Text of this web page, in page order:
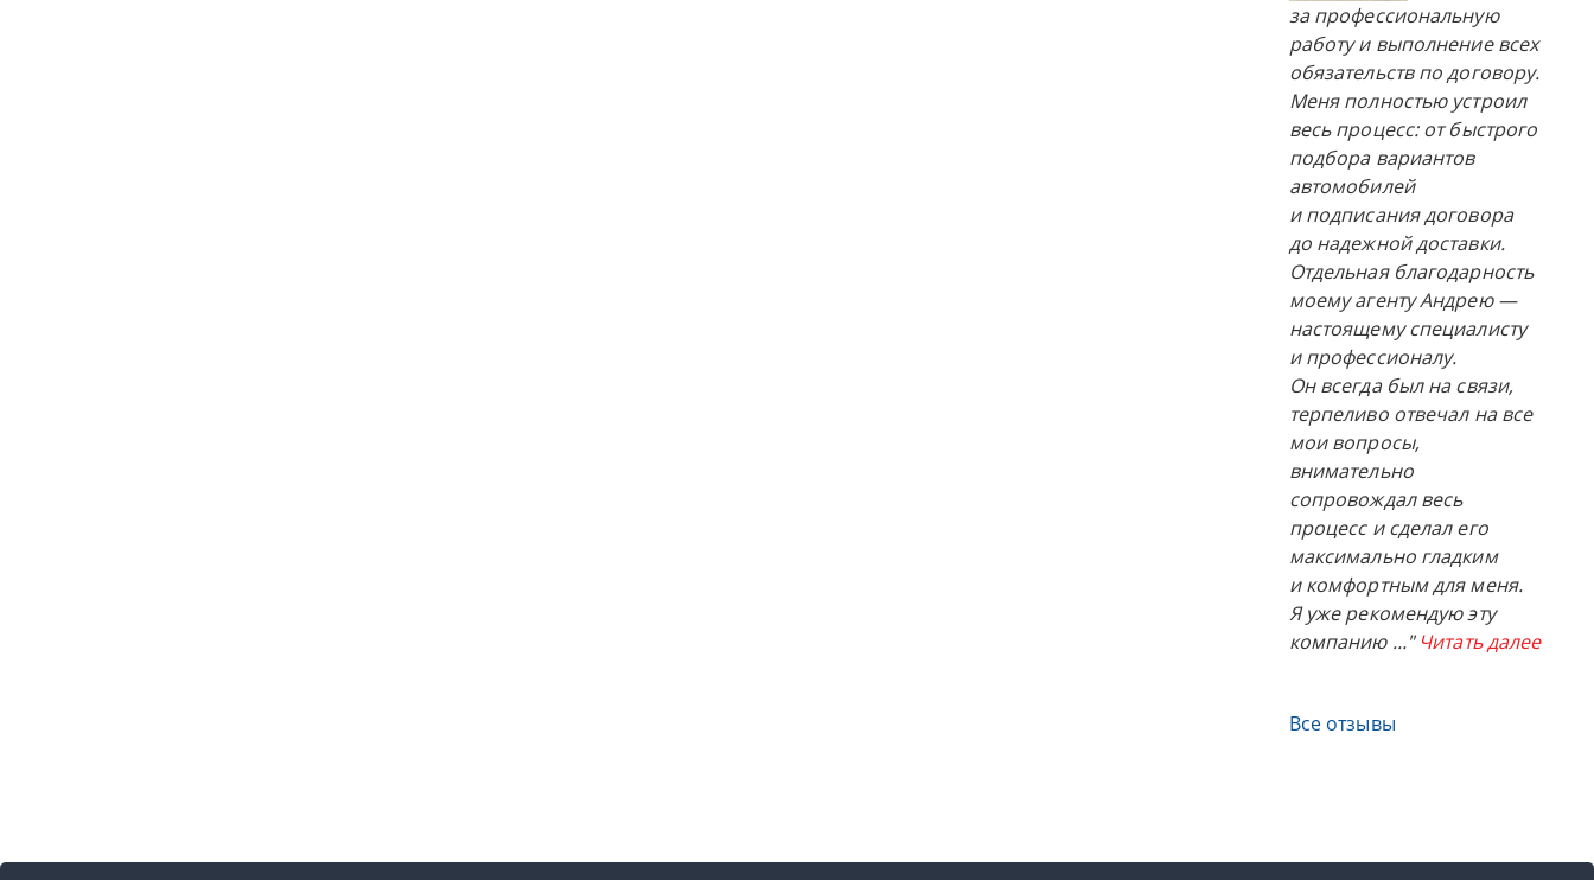
за профессиональную
работу и выполнение всех
обязательств по договору.
Меня полностью устроил
весь процесс: от быстрого
подбора вариантов
автомобилей
и подписания договора
до надежной доставки.
Отдельная благодарность
моему агенту Андрею —
настоящему специалисту
и профессионалу.
Он всегда был на связи,
терпеливо отвечал на все
мои вопросы,
внимательно
сопровождал весь
процесс и сделал его
максимально гладким
и комфортным для меня.
Я уже рекомендую эту
компанию ..." Читать далее
Все отзывы